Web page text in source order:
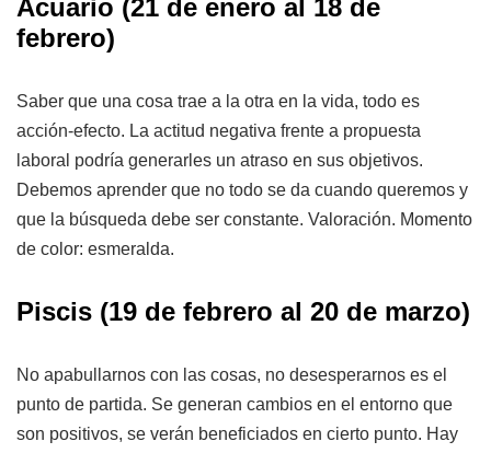
Acuario (21 de enero al 18 de
febrero)
Saber que una cosa trae a la otra en la vida, todo es
acción-efecto. La actitud negativa frente a propuesta
laboral podría generarles un atraso en sus objetivos.
Debemos aprender que no todo se da cuando queremos y
que la búsqueda debe ser constante. Valoración. Momento
de color: esmeralda.
Piscis (19 de febrero al 20 de marzo)
No apabullarnos con las cosas, no desesperarnos es el
punto de partida. Se generan cambios en el entorno que
son positivos, se verán beneficiados en cierto punto. Hay